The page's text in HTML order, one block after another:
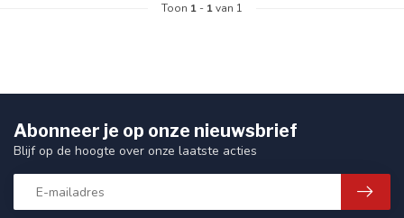
Toon 1 - 1van 1
Abonneer je op onze nieuwsbrief
Blijf op de hoogte over onze laatste acties